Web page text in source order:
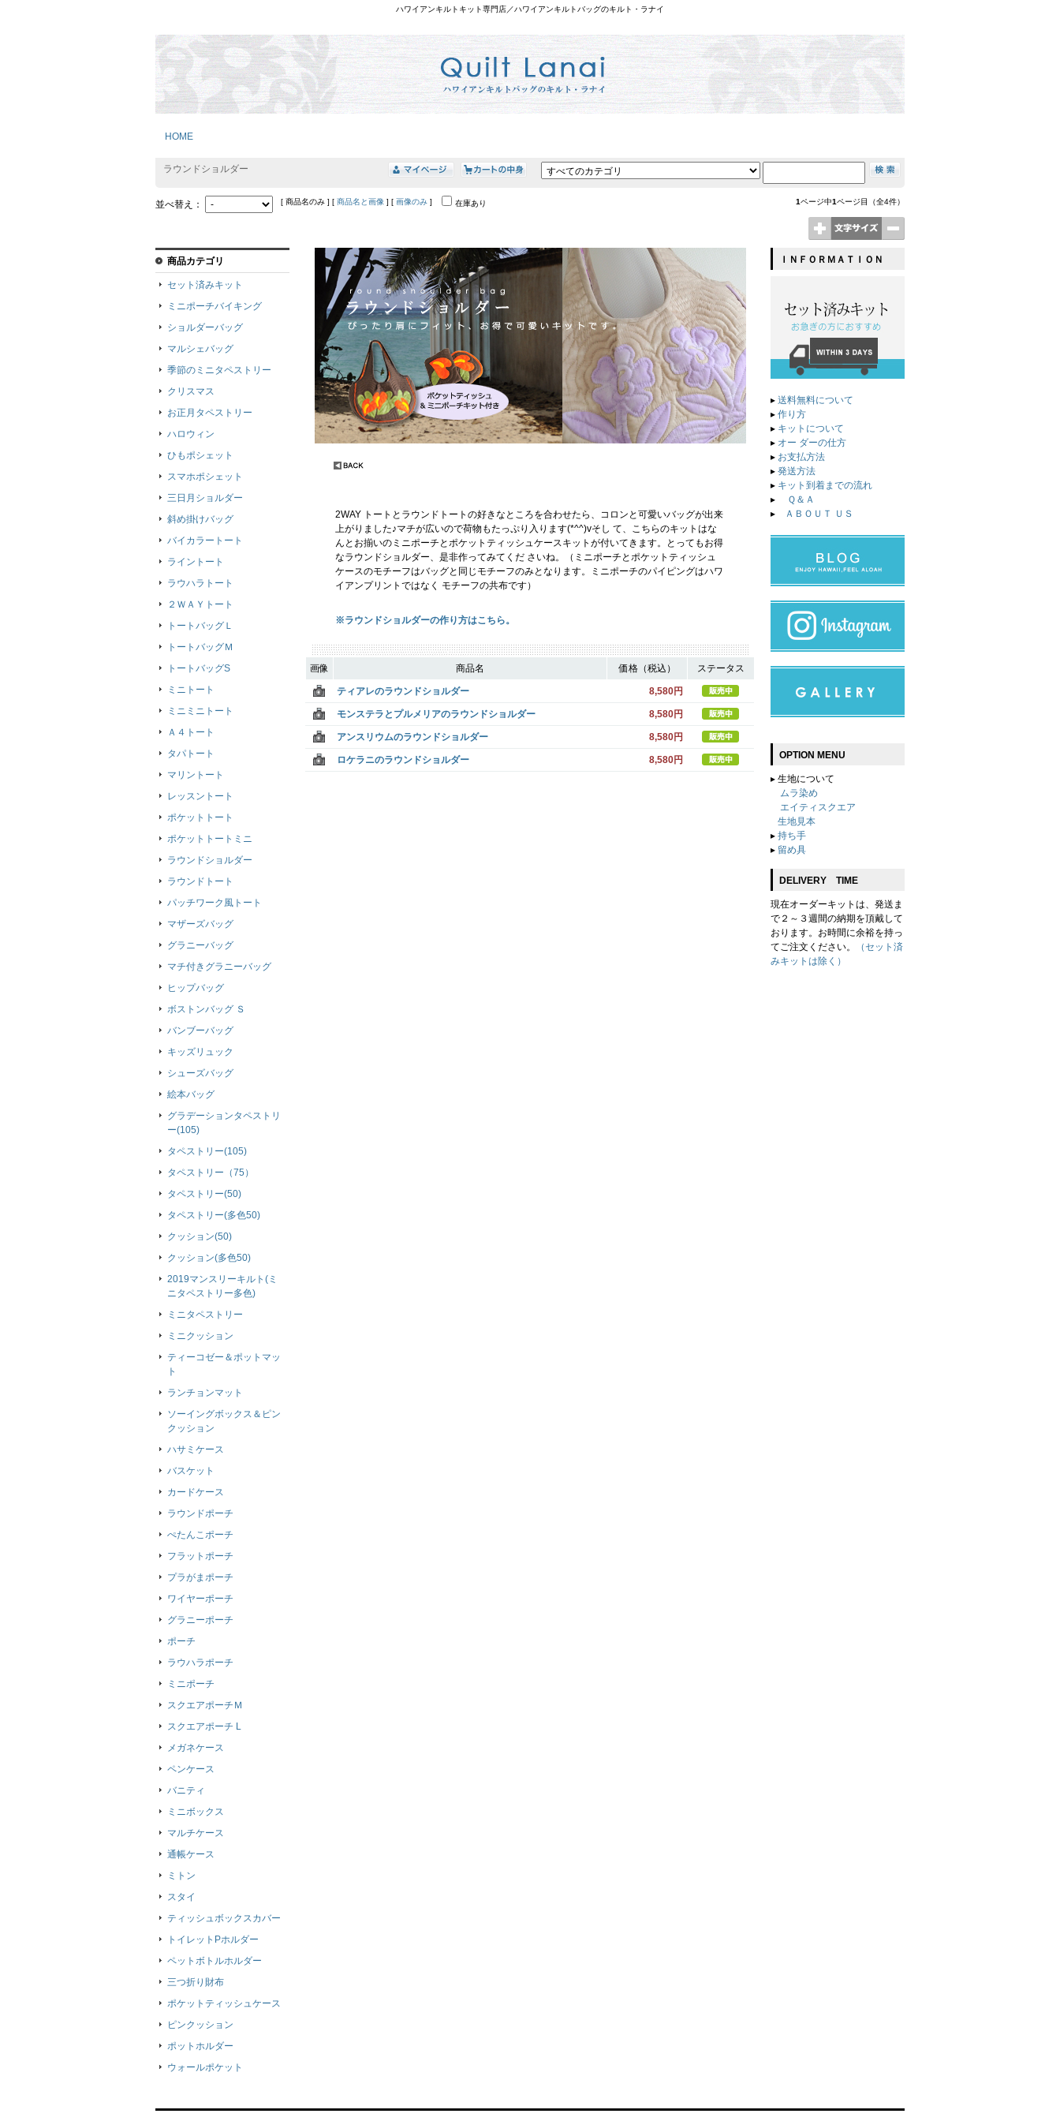
ハワイアンキルトキット専門店／ハワイアンキルトバッグのキルト・ラナイ
HOME
ラウンドショルダー
並べ替え： [ 商品名のみ ] [ 商品名と画像 ] [ 画像のみ ] 在庫あり 1ページ中1ページ目（全4件）
2WAY トートとラウンドトートの好きなところを合わせたら、コロンと可愛いバッグが出来
上がりました♪マチが広いので荷物もたっぷり入ります(*^^)vそし て、こちらのキットはな
んとお揃いのミニポーチとポケットティッシュケースキットが付いてきます。とってもお得
なラウンドショルダー、是非作ってみてくだ さいね。（ミニポーチとポケットティッシュ
ケースのモチーフはバッグと同じモチーフのみとなります。ミニポーチのパイピングはハワ
イアンプリントではなく モチーフの共布です）
※ラウンドショルダーの作り方はこちら。
画像 商品名 価格（税込） ステータス
ティアレのラウンドショルダー 8,580円
モンステラとプルメリアのラウンドショルダー 8,580円
アンスリウムのラウンドショルダー 8,580円
ロケラニのラウンドショルダー 8,580円
商品カテゴリ
セット済みキット
ミニポーチバイキング
ショルダーバッグ
マルシェバッグ
季節のミニタペストリー
クリスマス
お正月タペストリー
ハロウィン
ひもポシェット
スマホポシェット
三日月ショルダー
斜め掛けバッグ
バイカラートート
ライントート
ラウハラトート
２ＷＡＹトート
トートバッグＬ
トートバッグＭ
トートバッグS
ミニトート
ミニミニトート
Ａ４トート
タパトート
マリントート
レッスントート
ポケットトート
ポケットトートミニ
ラウンドショルダー
ラウンドトート
パッチワーク風トート
マザーズバッグ
グラニーバッグ
マチ付きグラニーバッグ
ヒップバッグ
ボストンバッグ Ｓ
バンブーバッグ
キッズリュック
シューズバッグ
絵本バッグ
グラデーションタペストリ
ー(105)
タペストリー(105)
タペストリー（75）
タペストリー(50)
タペストリー(多色50)
クッション(50)
クッション(多色50)
2019マンスリーキルト(ミ
ニタペストリー多色)
ミニタペストリー
ミニクッション
ティーコゼー＆ポットマッ
ト
ランチョンマット
ソーイングボックス＆ピン
クッション
ハサミケース
バスケット
カードケース
ラウンドポーチ
ぺたんこポーチ
フラットポーチ
プラがまポーチ
ワイヤーポーチ
グラニーポーチ
ポーチ
ラウハラポーチ
ミニポーチ
スクエアポーチＭ
スクエアポーチ L
メガネケース
ペンケース
バニティ
ミニボックス
マルチケース
通帳ケース
ミトン
スタイ
ティッシュボックスカバー
トイレットPホルダー
ペットボトルホルダー
三つ折り財布
ポケットティッシュケース
ピンクッション
ポットホルダー
ウォールポケット
ＩＮＦＯＲＭＡＴＩＯＮ
▸ 送料無料について
▸ 作り方
▸ キットについて
▸ オー ダーの仕方
▸ お支払方法
▸ 発送方法
▸ キット到着までの流れ
▸
Ｑ＆Ａ
▸
ＡＢＯＵＴ ＵＳ
OPTION MENU
▸ 生地について
ムラ染め
エイティスクエア
生地見本
▸ 持ち手
▸ 留め具
DELIVERY TIME
現在オーダーキットは、発送ま
で２～３週間の納期を頂戴して
おります。お時間に余裕を持っ
てご注文ください。
（セット済
みキットは除く）